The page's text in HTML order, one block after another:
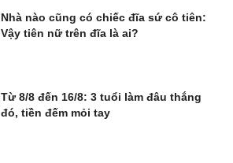
Nhà nào cũng có chiếc đĩa sứ cô tiên:
Vậy tiên nữ trên đĩa là ai?
Từ 8/8 đến 16/8: 3 tuổi làm đâu thắng
đó, tiền đếm mỏi tay